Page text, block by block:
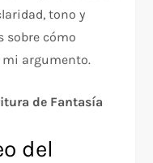
tono y
sobre cómo
mi argumento.
de Fantasía
del